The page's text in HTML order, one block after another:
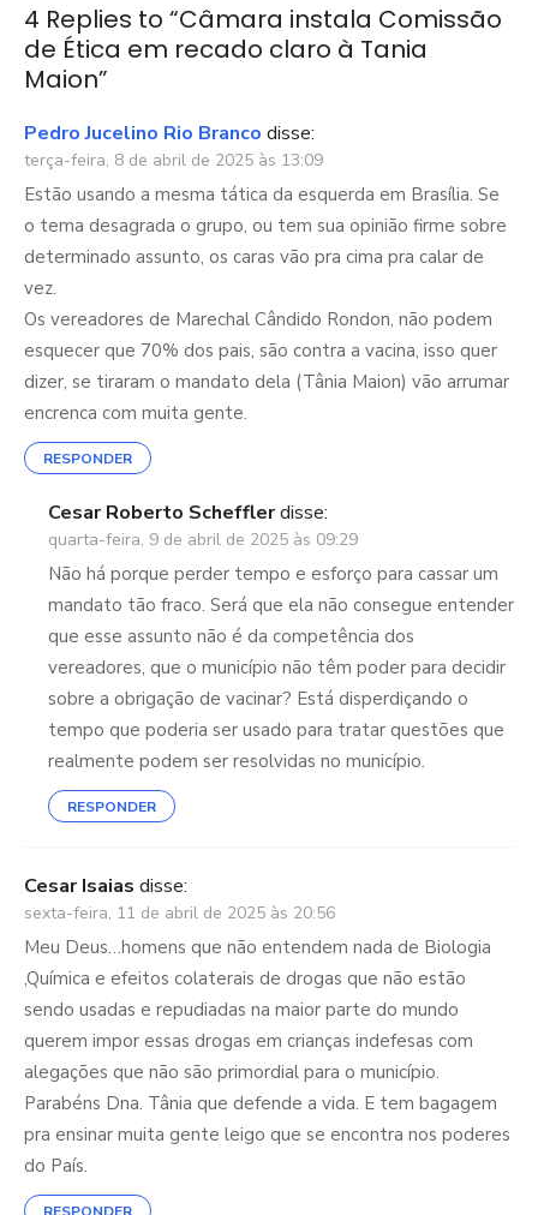
4 Replies to “Câmara instala Comissão
de Ética em recado claro à Tania
Maion”
Pedro Jucelino Rio Branco disse:
terça-feira, 8 de abril de 2025 às 13:09
Estão usando a mesma tática da esquerda em Brasília. Se
o tema desagrada o grupo, ou tem sua opinião firme sobre
determinado assunto, os caras vão pra cima pra calar de
vez.
Os vereadores de Marechal Cândido Rondon, não podem
esquecer que 70% dos pais, são contra a vacina, isso quer
dizer, se tiraram o mandato dela (Tânia Maion) vão arrumar
encrenca com muita gente.
RESPONDER
Cesar Roberto Schefflerdisse:
quarta-feira, 9 de abril de 2025 às 09:29
Não há porque perder tempo e esforço para cassar um
mandato tão fraco. Será que ela não consegue entender
que esse assunto não é da competência dos
vereadores, que o município não têm poder para decidir
sobre a obrigação de vacinar? Está disperdiçando o
tempo que poderia ser usado para tratar questões que
realmente podem ser resolvidas no município.
RESPONDER
Cesar Isaias disse:
sexta-feira, 11 de abril de 2025 às 20:56
Meu Deus…homens que não entendem nada de Biologia
,Química e efeitos colaterais de drogas que não estão
sendo usadas e repudiadas na maior parte do mundo
querem impor essas drogas em crianças indefesas com
alegações que não são primordial para o município.
Parabéns Dna. Tânia que defende a vida. E tem bagagem
pra ensinar muita gente leigo que se encontra nos poderes
do País.
RESPONDER